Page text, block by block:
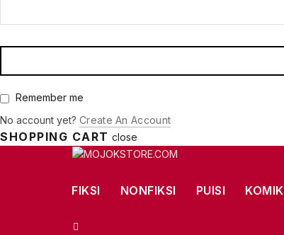
Remember me
No account yet? Create An Account
SHOPPING CART close
FIKSI NONFIKSI PUISI KOMIK